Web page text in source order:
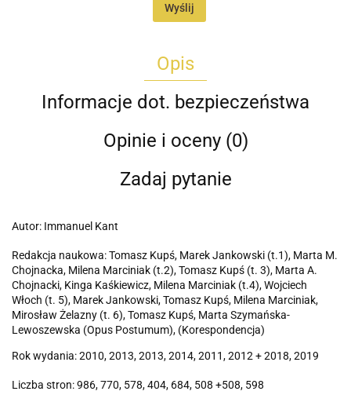
Wyślij
Opis
Informacje dot. bezpieczeństwa
Opinie i oceny (0)
Zadaj pytanie
Autor: Immanuel Kant
Redakcja naukowa: Tomasz Kupś, Marek Jankowski (t.1), Marta M.
Chojnacka, Milena Marciniak (t.2), Tomasz Kupś (t. 3), Marta A.
Chojnacki, Kinga Kaśkiewicz, Milena Marciniak (t.4), Wojciech
Włoch (t. 5), Marek Jankowski, Tomasz Kupś, Milena Marciniak,
Mirosław Żelazny (t. 6), Tomasz Kupś, Marta Szymańska-
Lewoszewska (Opus Postumum), (Korespondencja)
Rok wydania: 2010, 2013, 2013, 2014, 2011, 2012 + 2018, 2019
Liczba stron: 986, 770, 578, 404, 684, 508 +508, 598